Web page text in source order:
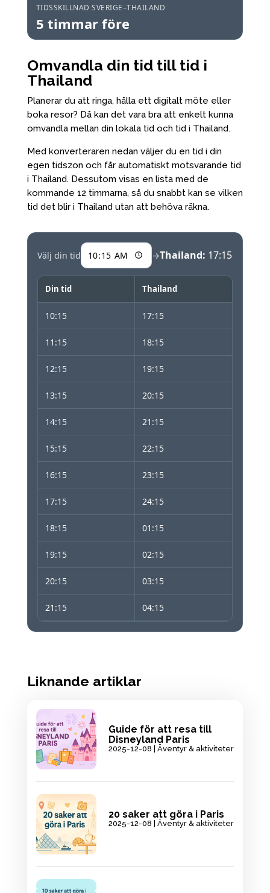
TIDSSKILLNAD SVERIGE–THAILAND
5 timmar före
Omvandla din tid till tid i
Thailand
Planerar du att ringa, hålla ett digitalt möte eller
boka resor? Då kan det vara bra att enkelt kunna
omvandla mellan din lokala tid och tid i Thailand.
Med konverteraren nedan väljer du en tid i din
egen tidszon och får automatiskt motsvarande tid
i Thailand. Dessutom visas en lista med de
kommande 12 timmarna, så du snabbt kan se vilken
tid det blir i Thailand utan att behöva räkna.
Välj din tid →Thailand: 17:15
Din tid Thailand
10:15 17:15
11:15 18:15
12:15 19:15
13:15 20:15
14:15 21:15
15:15 22:15
16:15 23:15
17:15 24:15
18:15 01:15
19:15 02:15
20:15 03:15
21:15 04:15
Liknande artiklar
Guide för att resa till
Disneyland Paris
2025-12-08 Äventyr & aktiviteter
20 saker att göra i Paris
2025-12-08 Äventyr & aktiviteter